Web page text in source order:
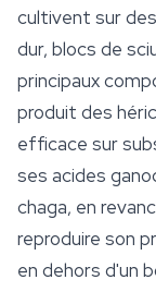
cultivent sur
dur, blocs de
principaux
produit des
efficace sur
ses acides
chaga, en
reproduire son
en dehors d'un